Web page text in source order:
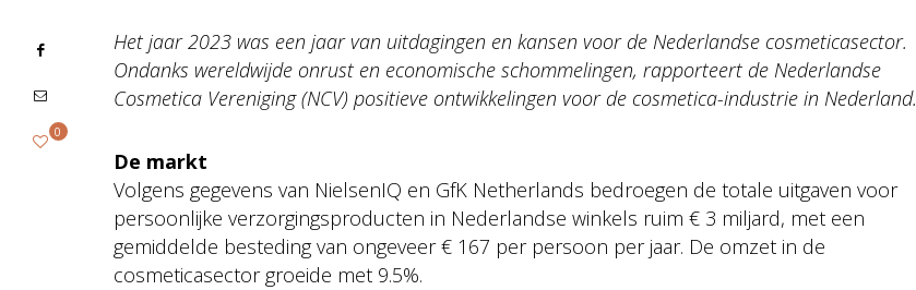
Het jaar 2023 was een jaar van uitdagingen en kansen voor de Nederlandse cosmeticasector.
Ondanks wereldwijde onrust en economische schommelingen, rapporteert de Nederlandse
Cosmetica Vereniging (NCV) positieve ontwikkelingen voor de cosmetica-industrie in Nederland.
De markt
Volgens gegevens van NielsenIQ en GfK Netherlands bedroegen de totale uitgaven voor
persoonlijke verzorgingsproducten in Nederlandse winkels ruim € 3 miljard, met een
gemiddelde besteding van ongeveer € 167 per persoon per jaar. De omzet in de
cosmeticasector groeide met 9.5%.
0